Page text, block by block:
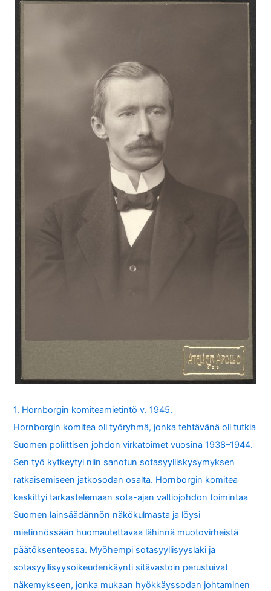
1. Hornborgin komiteamietintö v. 1945.
Hornborgin komitea oli työryhmä, jonka tehtävänä oli tutkia
Suomen poliittisen johdon virkatoimet vuosina 1938–1944.
Sen työ kytkeytyi niin sanotun sotasyylliskysymyksen
ratkaisemiseen jatkosodan osalta. Hornborgin komitea
keskittyi tarkastelemaan sota-ajan valtiojohdon toimintaa
Suomen lainsäädännön näkökulmasta ja löysi
mietinnössään huomautettavaa lähinnä muotovirheistä
päätöksenteossa. Myöhempi sotasyyllisyyslaki ja
sotasyyllisyysoikeudenkäynti sitävastoin perustuivat
näkemykseen, jonka mukaan hyökkäyssodan johtaminen